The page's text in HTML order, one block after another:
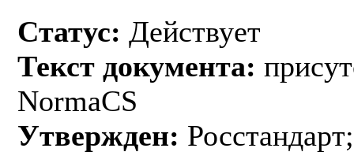
Статус: Действует
Текст документа:
NormaCS
Утвержден: